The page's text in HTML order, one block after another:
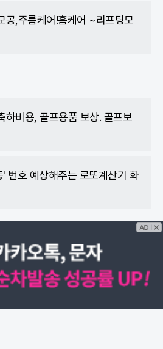
공,주름케어!홈케어 ~리프팅모
하비용, 골프용품 보상. 골프보
' 번호 예상해주는 로또계산기 화